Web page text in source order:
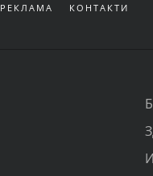
РЕКЛАМА КОНТАКТИ